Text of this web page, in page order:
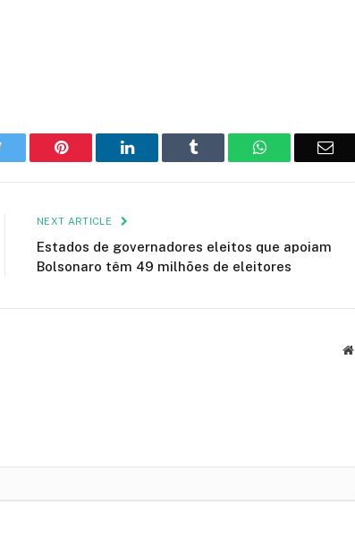
Twitter Pinterest LinkedIn Tumblr WhatsApp
NEXT ARTICLE
Estados de governadores eleitos que apoiam
Bolsonaro têm 49 milhões de eleitores